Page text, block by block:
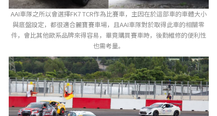
AAI車隊之所以會選擇FK7 TCR作為比賽車，主因在於這部車的車體大小
與底盤設定，都很適合麗寶賽車場，且AAI車隊對於取得此車的相關零
件，會比其他歐系品牌來得容易，畢竟購買賽車時，後勤維修的便利性
也需考量。